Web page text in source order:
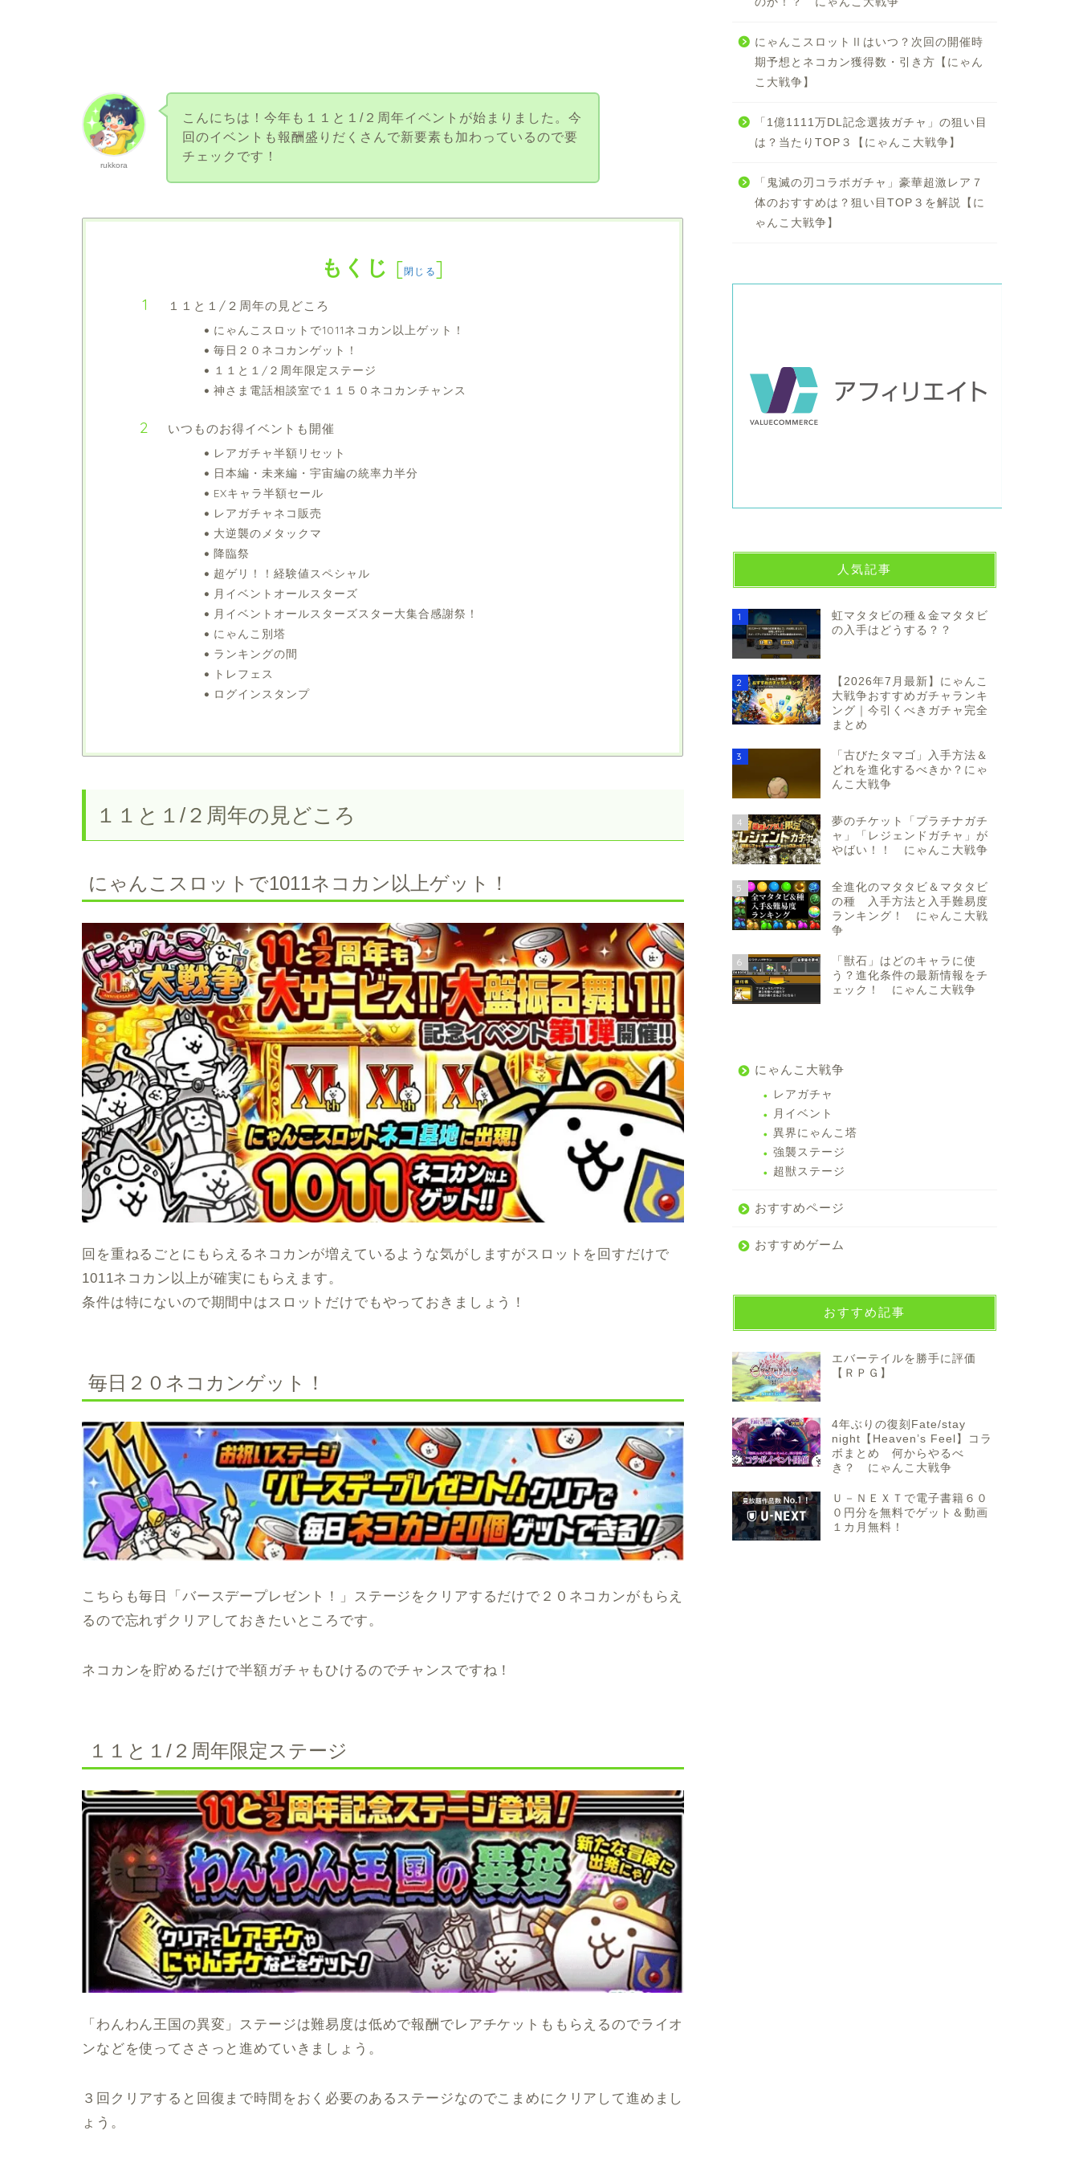
rukkora
こんにちは！今年も１１と１/２周年イベントが始まりました。今
回のイベントも報酬盛りだくさんで新要素も加わっているので要
チェックです！
もくじ [閉じる]
１１と１/２周年の見どころ
にゃんこスロットで1011ネコカン以上ゲット！
毎日２０ネコカンゲット！
１１と１/２周年限定ステージ
神さま電話相談室で１１５０ネコカンチャンス
いつものお得イベントも開催
レアガチャ半額リセット
日本編・未来編・宇宙編の統率力半分
EXキャラ半額セール
レアガチャネコ販売
大逆襲のメタックマ
降臨祭
超ゲリ！！経験値スペシャル
月イベントオールスターズ
月イベントオールスターズスター大集合感謝祭！
にゃんこ別塔
ランキングの間
トレフェス
ログインスタンプ
１１と１/２周年の見どころ
にゃんこスロットで1011ネコカン以上ゲット！
回を重ねるごとにもらえるネコカンが増えているような気がしますがスロットを回すだけで
1011ネコカン以上が確実にもらえます。
条件は特にないので期間中はスロットだけでもやっておきましょう！
毎日２０ネコカンゲット！
こちらも毎日「バースデープレゼント！」ステージをクリアするだけで２０ネコカンがもらえ
るので忘れずクリアしておきたいところです。
ネコカンを貯めるだけで半額ガチャもひけるのでチャンスですね！
１１と１/２周年限定ステージ
「わんわん王国の異変」ステージは難易度は低めで報酬でレアチケットももらえるのでライオ
ンなどを使ってささっと進めていきましょう。
３回クリアすると回復まで時間をおく必要のあるステージなのでこまめにクリアして進めまし
ょう。
にゃんこスロットⅡはいつ？次回の開催時
期予想とネコカン獲得数・引き方【にゃん
こ大戦争】
「1億1111万DL記念選抜ガチャ」の狙い目
は？当たりTOP３【にゃんこ大戦争】
「鬼滅の刃コラボガチャ」豪華超激レア７
体のおすすめは？狙い目TOP３を解説【に
ゃんこ大戦争】
人気記事
1
虹マタタビの種＆金マタタビ
の入手はどうする？？
2
【2026年7月最新】にゃんこ
大戦争おすすめガチャランキ
ング｜今引くべきガチャ完全
まとめ
3
「古びたタマゴ」入手方法＆
どれを進化するべきか？にゃ
んこ大戦争
4
夢のチケット「プラチナガチ
ャ」「レジェンドガチャ」が
やばい！！ にゃんこ大戦争
5
全進化のマタタビ＆マタタビ
の種 入手方法と入手難易度
ランキング！ にゃんこ大戦
争
6
「獣石」はどのキャラに使
う？進化条件の最新情報をチ
ェック！ にゃんこ大戦争
にゃんこ大戦争
レアガチャ
月イベント
異界にゃんこ塔
強襲ステージ
超獣ステージ
おすすめページ
おすすめゲーム
おすすめ記事
エバーテイルを勝手に評価
【ＲＰＧ】
4年ぶりの復刻Fate/stay
night【Heaven’s Feel】コラ
ボまとめ 何からやるべ
き？ にゃんこ大戦争
Ｕ－ＮＥＸＴで電子書籍６０
０円分を無料でゲット＆動画
１カ月無料！